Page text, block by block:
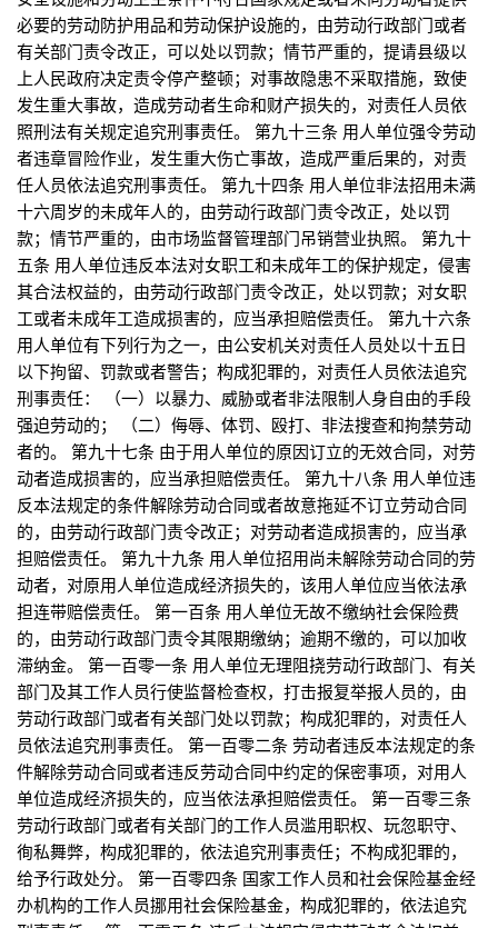
必要的劳动防护用品和劳动保护设施的，由劳动行政部门或者
有关部门责令改正，可以处以罚款；情节严重的，提请县级以
上人民政府决定责令停产整顿；对事故隐患不采取措施，致使
发生重大事故，造成劳动者生命和财产损失的，对责任人员依
照刑法有关规定追究刑事责任。 第九十三条 用人单位强令劳动
者违章冒险作业，发生重大伤亡事故，造成严重后果的，对责
任人员依法追究刑事责任。 第九十四条 用人单位非法招用未满
十六周岁的未成年人的，由劳动行政部门责令改正，处以罚
款；情节严重的，由市场监督管理部门吊销营业执照。 第九十
五条 用人单位违反本法对女职工和未成年工的保护规定，侵害
其合法权益的，由劳动行政部门责令改正，处以罚款；对女职
工或者未成年工造成损害的，应当承担赔偿责任。 第九十六条
用人单位有下列行为之一，由公安机关对责任人员处以十五日
以下拘留、罚款或者警告；构成犯罪的，对责任人员依法追究
刑事责任： （一）以暴力、威胁或者非法限制人身自由的手段
强迫劳动的； （二）侮辱、体罚、殴打、非法搜查和拘禁劳动
者的。 第九十七条 由于用人单位的原因订立的无效合同，对劳
动者造成损害的，应当承担赔偿责任。 第九十八条 用人单位违
反本法规定的条件解除劳动合同或者故意拖延不订立劳动合同
的，由劳动行政部门责令改正；对劳动者造成损害的，应当承
担赔偿责任。 第九十九条 用人单位招用尚未解除劳动合同的劳
动者，对原用人单位造成经济损失的，该用人单位应当依法承
担连带赔偿责任。 第一百条 用人单位无故不缴纳社会保险费
的，由劳动行政部门责令其限期缴纳；逾期不缴的，可以加收
滞纳金。 第一百零一条 用人单位无理阻挠劳动行政部门、有关
部门及其工作人员行使监督检查权，打击报复举报人员的，由
劳动行政部门或者有关部门处以罚款；构成犯罪的，对责任人
员依法追究刑事责任。 第一百零二条 劳动者违反本法规定的条
件解除劳动合同或者违反劳动合同中约定的保密事项，对用人
单位造成经济损失的，应当依法承担赔偿责任。 第一百零三条
劳动行政部门或者有关部门的工作人员滥用职权、玩忽职守、
徇私舞弊，构成犯罪的，依法追究刑事责任；不构成犯罪的，
给予行政处分。 第一百零四条 国家工作人员和社会保险基金经
办机构的工作人员挪用社会保险基金，构成犯罪的，依法追究